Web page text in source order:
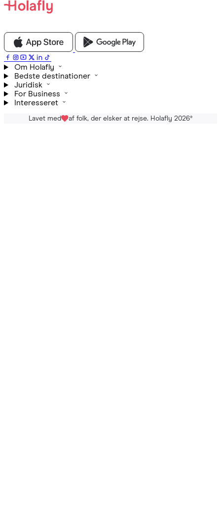
Om Holafly
Bedste destinationer
Juridisk
For Business
Interesseret
Lavet med af folk, der elsker at rejse. Holafly 2026®